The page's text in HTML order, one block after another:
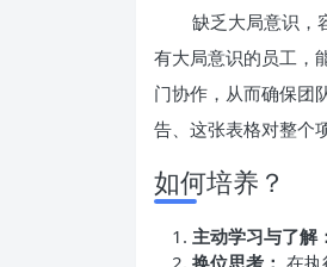
缺乏大局意识，
有大局意识的员工，
门协作，从而确保团
告、这张表格对整个
如何培养？
主动学习与了解：
换位思考： 在执